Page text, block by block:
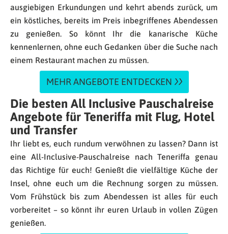
ausgiebigen Erkundungen und kehrt abends zurück, um
ein köstliches, bereits im Preis inbegriffenes Abendessen
zu genießen. So könnt Ihr die kanarische Küche
kennenlernen, ohne euch Gedanken über die Suche nach
einem Restaurant machen zu müssen.
MEHR ANGEBOTE ENTDECKEN
Die besten All Inclusive Pauschalreise
Angebote für Teneriffa mit Flug, Hotel
und Transfer
Ihr liebt es, euch rundum verwöhnen zu lassen? Dann ist
eine All-Inclusive-Pauschalreise nach Teneriffa genau
das Richtige für euch! Genießt die vielfältige Küche der
Insel, ohne euch um die Rechnung sorgen zu müssen.
Vom Frühstück bis zum Abendessen ist alles für euch
vorbereitet – so könnt ihr euren Urlaub in vollen Zügen
genießen.